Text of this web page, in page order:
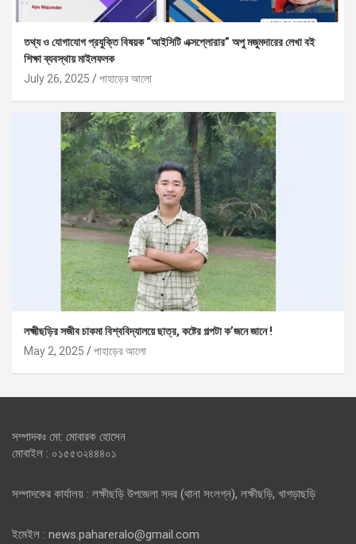
তথ্য ও যোগাযোগ প্রযুক্তি বিষয়ক “আইসিটি এক্সপ্লোরার” অপু মজুমদারের লেখা বই
শিক্ষা ব্যবস্থায় মাইলফলক
July 26, 2025
পাহাড়ের আলো
লক্ষ্মীছড়ির সজীব চাকমা বিশ্ববিদ্যালয়ে ছাত্র, কষ্টের গল্পটা ক’জনে জানে !
May 2, 2025
পাহাড়ের আলো
সম্পাদকঃ মো: মোবারক হোসেন
মোবাইল : ০১৫৫৩২৪৪৪০১
সম্পাদকের কার্যালয় : লক্ষীছড়ি উপজেলা সদর (থানা সংলগ্ন), লক্ষীছড়ি, খাগড়াছড়ি
ইমেইল : news.pahareralo@gmail.com